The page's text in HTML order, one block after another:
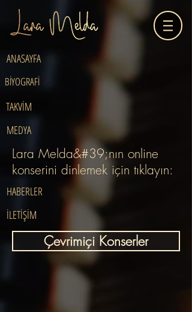
ANASAYFA
BİYOGRAFİ
TAKVİM
MEDYA
Lara Melda&#39;nın online
konserini dinlemek için tıklayın:
HABERLER
İLETİŞİM
Çevrimiçi Konserler